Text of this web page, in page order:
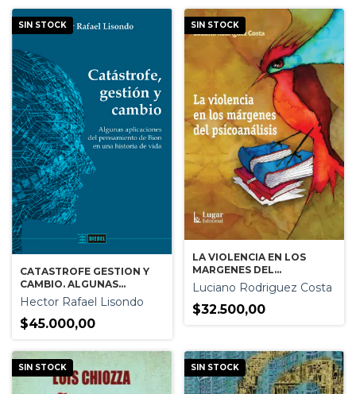
SIN STOCK
CATASTROFE GESTION Y
CAMBIO. ALGUNAS
APLICACIONES DEL
PENSAMIENTO DE BION EN
UNA HISTORIA DE VIDA
Hector Rafael Lisondo
$45.000,00
SIN STOCK
LA VIOLENCIA EN LOS
MARGENES DEL
PSICOANALISIS
Luciano Rodriguez Costa
$32.500,00
SIN STOCK SIN STOCK